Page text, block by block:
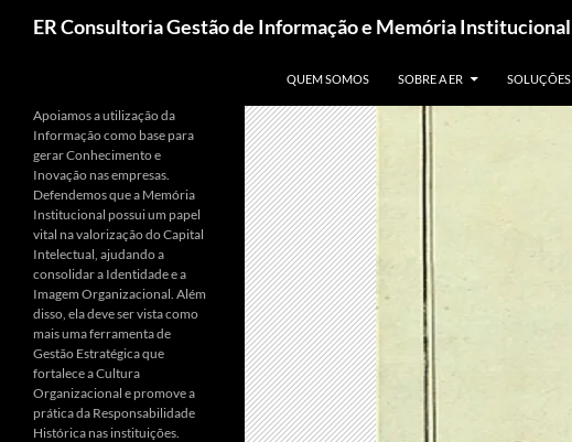
ER Consultoria Gestão de Informação e Memória Institucional
QUEM SOMOS
SOBRE A ER SOLUÇÕES
Apoiamos a utilização da
Informação como base para
gerar Conhecimento e
Inovação nas empresas.
Defendemos que a Memória
Institucional possui um papel
vital na valorização do Capital
Intelectual, ajudando a
consolidar a Identidade e a
Imagem Organizacional. Além
disso, ela deve ser vista como
mais uma ferramenta de
Gestão Estratégica que
fortalece a Cultura
Organizacional e promove a
prática da Responsabilidade
Histórica nas instituições.